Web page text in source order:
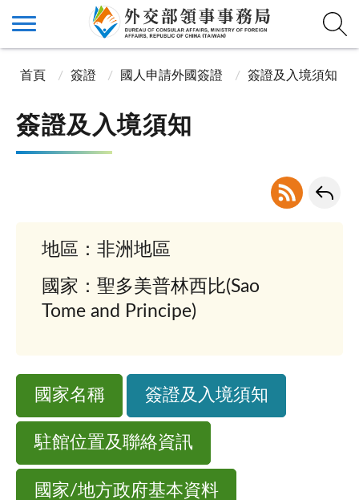
首頁 簽證 國人申請外國簽證 簽證及入境須知
簽證及入境須知
地區：非洲地區
國家：聖多美普林西比(Sao
Tome and Principe)
國家名稱 簽證及入境須知
駐館位置及聯絡資訊
國家/地方政府基本資料